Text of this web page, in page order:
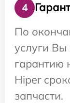
4
По
услуги
гарантию
Hiper
запчасти.